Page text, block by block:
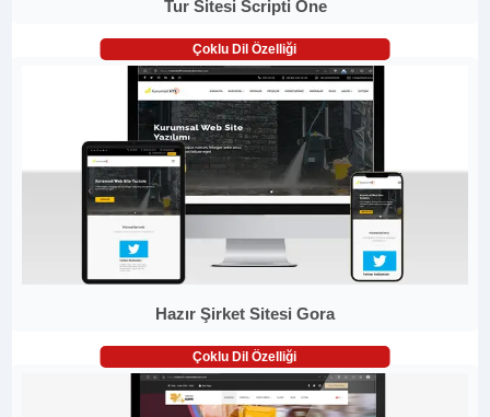
Tur Sitesi Scripti One
Çoklu Dil Özelliği
Hazır Şirket Sitesi Gora
Çoklu Dil Özelliği